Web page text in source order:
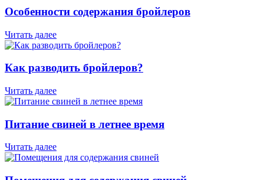
Особенности содержания бройлеров
Читать далее
Как разводить бройлеров?
Читать далее
Питание свиней в летнее время
Читать далее